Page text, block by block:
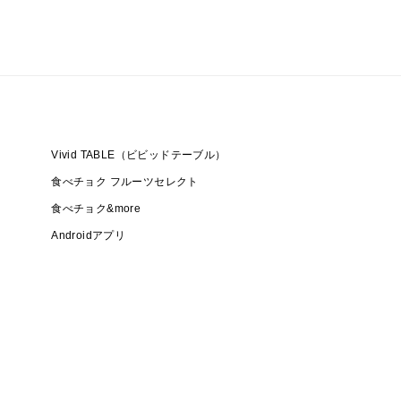
Vivid TABLE（ビビッドテーブル）
食べチョク フルーツセレクト
食べチョク&more
Androidアプリ